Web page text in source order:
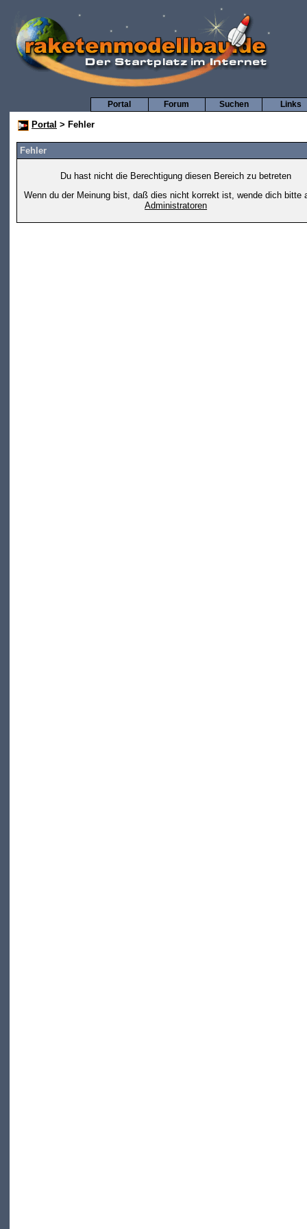
Links
Suchen
Forum
Portal
Portal > Fehler
Fehler
Du hast nicht die Berechtigung diesen Bereich zu betreten
Wenn du der Meinung bist, daß dies nicht korrekt ist, wende dich bitte
Administratoren